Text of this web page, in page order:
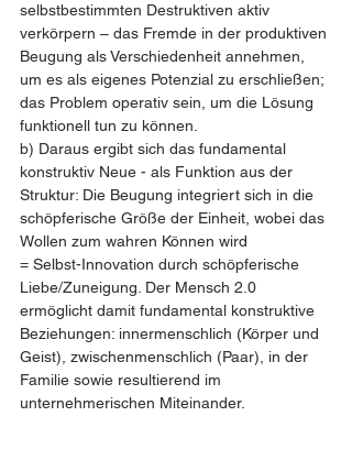
selbstbestimmten Destruktiven aktiv
verkörpern – das Fremde in der produktiven
Beugung als Verschiedenheit annehmen,
um es als eigenes Potenzial zu erschließen;
das Problem operativ sein, um die Lösung
funktionell tun zu können.
b) Daraus ergibt sich das fundamental
konstruktiv Neue - als Funktion aus der
Struktur: Die Beugung integriert sich in die
schöpferische Größe der Einheit, wobei das
Wollen zum wahren Können wird
= Selbst-Innovation durch schöpferische
Liebe/Zuneigung. Der Mensch 2.0
ermöglicht damit fundamental konstruktive
Beziehungen: innermenschlich (Körper und
Geist), zwischenmenschlich (Paar), in der
Familie sowie resultierend im
unternehmerischen Miteinander.